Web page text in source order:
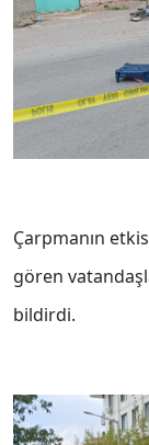
Çarpmanın
gören
bildirdi.